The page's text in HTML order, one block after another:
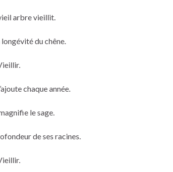
arbre vieillit.
longévité du chêne.
chaque année.
le sage.
de ses racines.